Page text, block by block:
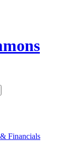
Financials